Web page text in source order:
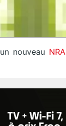
nouveau NRA